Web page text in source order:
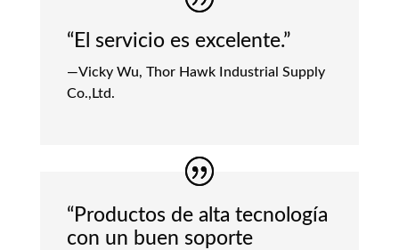
“El servicio es excelente.”
—Vicky Wu, Thor Hawk Industrial Supply
Co.,Ltd.
“Productos de alta tecnología
con un buen soporte